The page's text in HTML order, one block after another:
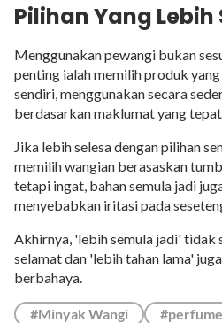
Pilihan Yang
Menggunakan pewangi bukan
penting ialah memilih produk
sendiri, menggunakan secara
berdasarkan maklumat yang tepat.
Jika lebih selesa dengan pilihan
memilih wangian berasaskan
tetapi ingat, bahan semula jadi
menyebabkan iritasi pada
Akhirnya, 'lebih semula jadi' tidak
selamat dan 'lebih tahan lama'
berbahaya.
#Minyak Wangi #perfume